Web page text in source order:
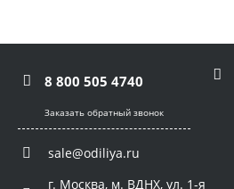
8 800 505 4740
Заказать обратный звонок
sale@odiliya.ru
г. Москва, м. ВДНХ, ул. 1-я